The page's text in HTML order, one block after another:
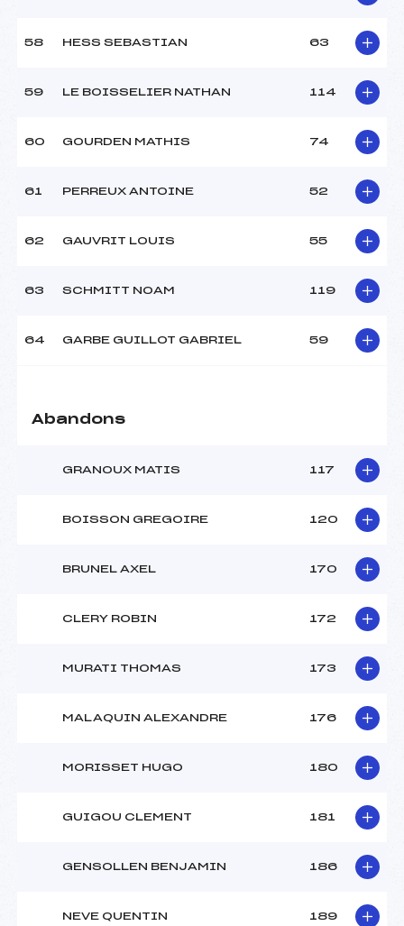
58 HESS SEBASTIAN 63
59 LE BOISSELIER NATHAN 114
60 GOURDEN MATHIS 74
61 PERREUX ANTOINE 52
62 GAUVRIT LOUIS 55
63 SCHMITT NOAM 119
64 GARBE GUILLOT GABRIEL 59
Abandons
GRANOUX MATIS 117
BOISSON GREGOIRE 120
BRUNEL AXEL 170
CLERY ROBIN 172
MURATI THOMAS 173
MALAQUIN ALEXANDRE 176
MORISSET HUGO 180
GUIGOU CLEMENT 181
GENSOLLEN BENJAMIN 186
NEVE QUENTIN 189